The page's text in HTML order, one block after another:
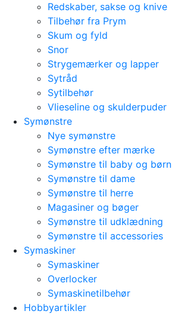
Redskaber, sakse og knive
Tilbehør fra Prym
Skum og fyld
Snor
Strygemærker og lapper
Sytråd
Sytilbehør
Vlieseline og skulderpuder
Symønstre
Nye symønstre
Symønstre efter mærke
Symønstre til baby og børn
Symønstre til dame
Symønstre til herre
Magasiner og bøger
Symønstre til udklædning
Symønstre til accessories
Symaskiner
Symaskiner
Overlocker
Symaskinetilbehør
Hobbyartikler